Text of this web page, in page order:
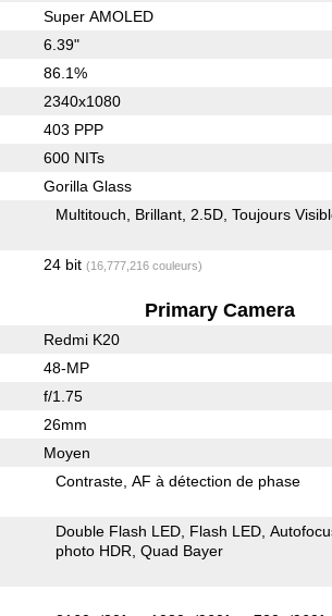
Super AMOLED
6.39"
86.1%
2340x1080
403 PPP
600 NITs
Gorilla Glass
Multitouch Brillant 2.5D Toujours
24 bit (16,777,216 couleurs)
Primary Camera
Redmi K20
48-MP
f/1.75
26mm
Moyen
Contraste AF à détection de phase
Double Flash LED Flash LED
photo HDR Quad Bayer